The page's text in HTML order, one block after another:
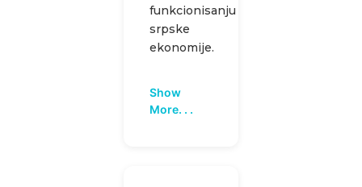
funkcionisanju
srpske
ekonomije.
Show
More. . .